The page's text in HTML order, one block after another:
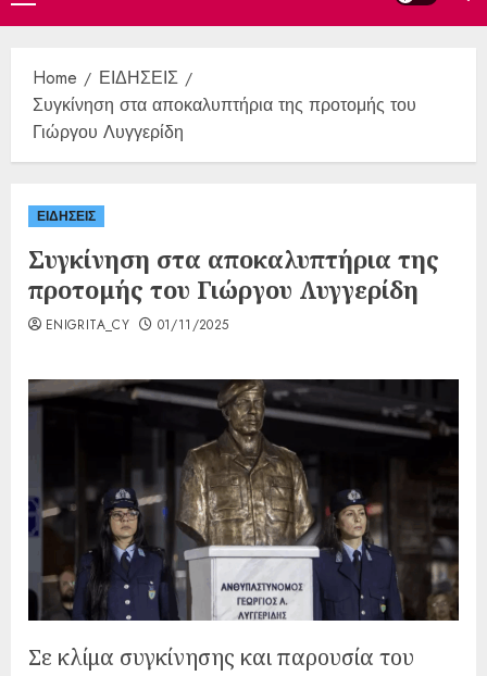
Home
ΕΙΔΗΣΕΙΣ
Συγκίνηση στα αποκαλυπτήρια της προτομής του
Γιώργου Λυγγερίδη
ΕΙΔΗΣΕΙΣ
Συγκίνηση στα αποκαλυπτήρια της
προτομής του Γιώργου Λυγγερίδη
ENIGRITA_CY 01/11/2025
Σε κλίμα συγκίνησης και παρουσία του